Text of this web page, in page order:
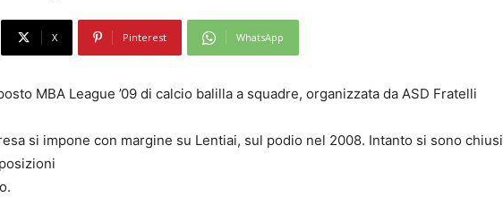
X Pinterest WhatsApp
MBA League ’09 di calcio balilla a squadre, organizzata da ASD Fratelli
si impone con margine su Lentiai, sul podio nel 2008. Intanto si sono chiusi